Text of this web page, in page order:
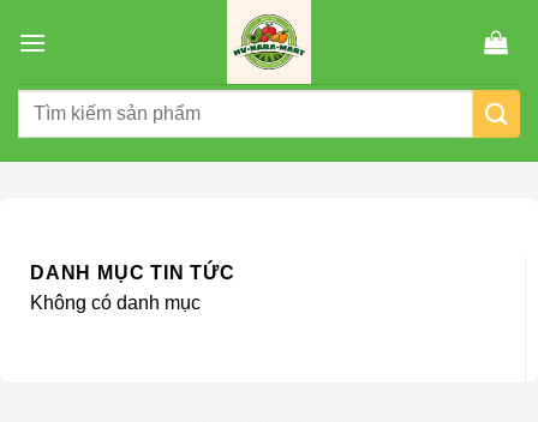
đến
dung
Tìm
DANH MỤC TIN TỨC
Không có danh mục